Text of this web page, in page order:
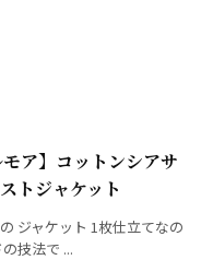
ア】コットンシアサ
トジャケット
ジャケット 1枚仕立てなの
技法で ...